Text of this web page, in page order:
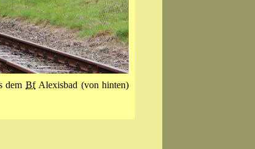
demBfAlexis­bad (von hinten)